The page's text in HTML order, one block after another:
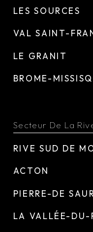
LES SOURCES
VAL SAINT-
LE GRANIT
BROME-
Secteur De La
RIVE SUD DE
ACTON
PIERRE-DE
LA VALLÉE-DU-